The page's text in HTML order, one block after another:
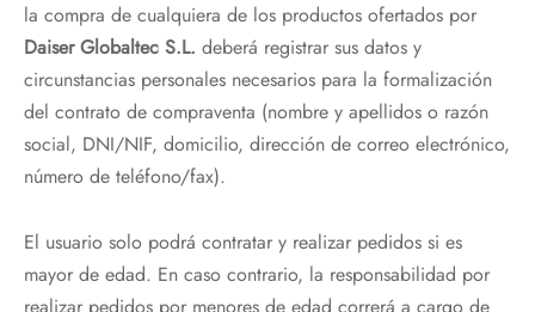
la compra de cualquiera de los productos ofertados por
Daiser Globaltec S.L. deberá registrar sus datos y
circunstancias personales necesarios para la formalización
del contrato de compraventa (nombre y apellidos o razón
social, DNI/NIF, domicilio, dirección de correo electrónico,
número de teléfono/fax).
El usuario solo podrá contratar y realizar pedidos si es
mayor de edad. En caso contrario, la responsabilidad por